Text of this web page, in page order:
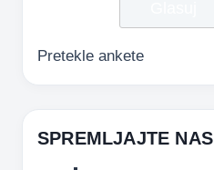
Pretekle ankete
SPREMLJAJTE NAS